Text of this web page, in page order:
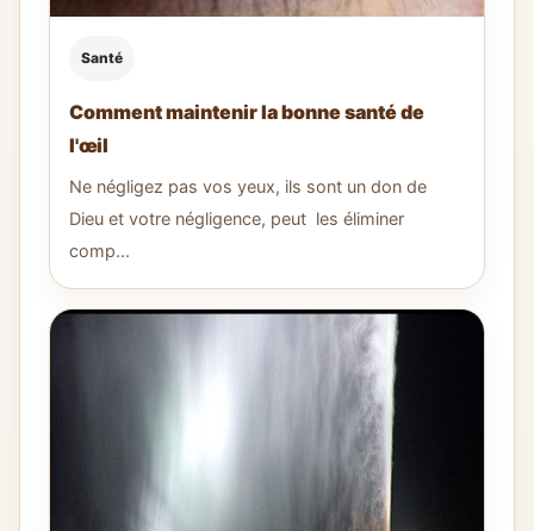
Santé
Comment maintenir la bonne santé de
l'œil
Ne négligez pas vos yeux, ils sont un don de
Dieu et votre négligence, peut les éliminer
comp...